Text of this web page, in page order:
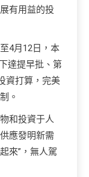
有用益的投
4月12日，本
達提早批、第
資打算，完美
。
和投資于人
應發明新需
來”，無人駕